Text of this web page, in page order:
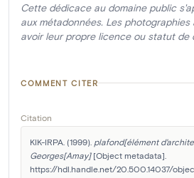
Cette dédicace au domaine public
aux métadonnées. Les
avoir leur propre licence ou statut de
COMMENT CITER
Citation
KIK-IRPA. (1999). plafond[élément
Georges[Amay] [Object metadata].
https://hdl.handle.net/20.500.14037/